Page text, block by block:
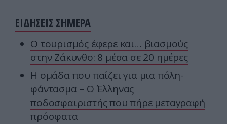
ΕΙΔΗΣΕΙΣ ΣΗΜΕΡΑ
Ο τουρισμός έφερε και… βιασμούς
στην Ζάκυνθο: 8 μέσα σε 20 ημέρες
Η ομάδα που παίζει για μια πόλη-
φάντασμα – Ο Έλληνας
ποδοσφαιριστής που πήρε μεταγραφή
πρόσφατα